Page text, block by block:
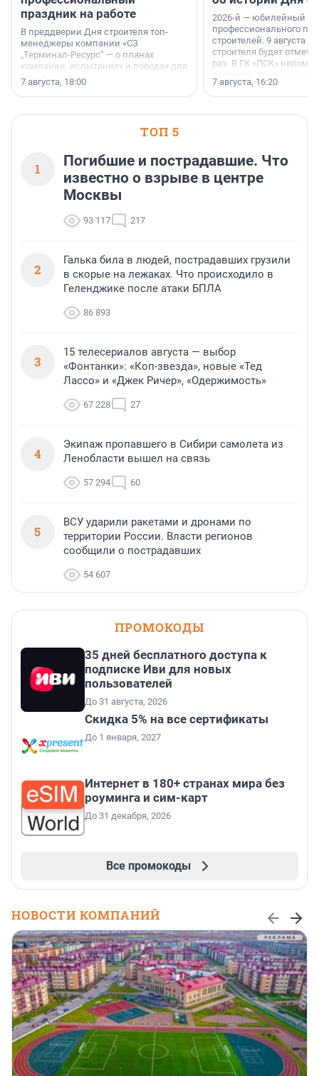
праздник на работе
В преддверии Дня строителя топ-
менеджеры компании «СЗ
„Терминал-Ресурс“ — о планах
компании, испытаниях и поводах для
осторожного оптимизма.
7 августа, 18:00
2026-й — юбилейный
профессионального
строителей. 9 августа
строителя будет
раз. В ГК «ПСК»
поменялась роль
7 августа, 16:20
ТОП 5
1
Погибшие и пострадавшие. Что
известно о взрыве в центре
Москвы
93 117 217
2
Галька била в людей, пострадавших грузили
в скорые на лежаках. Что происходило в
Геленджике после атаки БПЛА
86 893
3
15 телесериалов августа — выбор
«Фонтанки»: «Коп-звезда», новые «Тед
Лассо» и «Джек Ричер», «Одержимость»
67 228 27
4
Экипаж пропавшего в Сибири самолета из
Ленобласти вышел на связь
57 294 60
5
ВСУ ударили ракетами и дронами по
территории России. Власти регионов
сообщили о пострадавших
54 607
ПРОМОКОДЫ
35 дней бесплатного доступа к
подписке Иви для новых
пользователей
До 31 августа, 2026
Скидка 5% на все сертификаты
До 1 января, 2027
Интернет в 180+ странах мира без
роуминга и сим-карт
До 31 декабря, 2026
Все промокоды
НОВОСТИ КОМПАНИЙ